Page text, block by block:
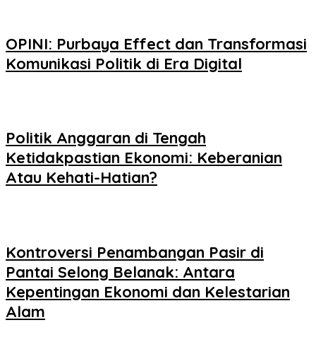
OPINI: Purbaya Effect dan Transformasi
Komunikasi Politik di Era Digital
Politik Anggaran di Tengah
Ketidakpastian Ekonomi: Keberanian
Atau Kehati-Hatian?
Kontroversi Penambangan Pasir di
Pantai Selong Belanak: Antara
Kepentingan Ekonomi dan Kelestarian
Alam